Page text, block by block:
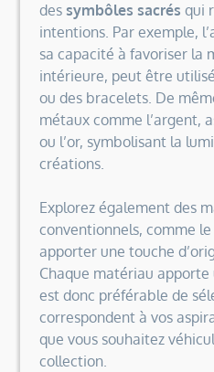
des symbôles sacrés qui
intentions. Par exemple,
sa capacité à favoriser la
intérieure, peut être
ou des bracelets. De
métaux comme l’argent,
ou l’or, symbolisant la
créations.
Explorez également des
conventionnels, comme
apporter une touche
Chaque matériau apporte
est donc préférable de
correspondent à vos
que vous souhaitez
collection.